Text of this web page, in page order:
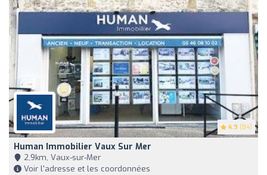
4.9 (84)
Human Immobilier Vaux Sur Mer
2,9km, Vaux-sur-Mer
Voir l'adresse et les coordonnées